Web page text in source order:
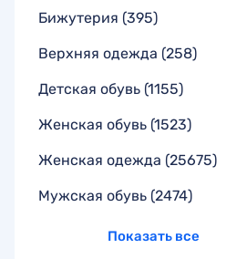
Бижутерия (395)
Верхняя одежда (258)
Детская обувь (1155)
Женская обувь (1523)
Женская одежда (25675)
Мужская обувь (2474)
Показать все